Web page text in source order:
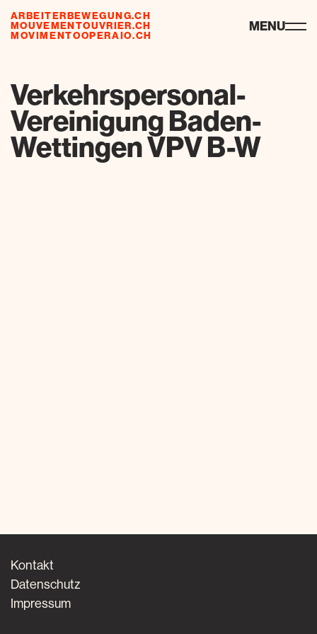
ARBEITERBEWEGUNG.CH
MOUVEMENTOUVRIER.CH
MOVIMENTOOPERAIO.CH
ressourcen MENU
Verkehrspersonal-
Vereinigung Baden-
Wettingen VPV B-W
Kontakt
Datenschutz
Impressum